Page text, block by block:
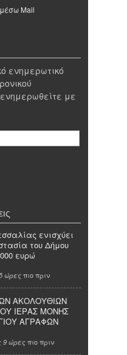
Mail
ενημερωτικό
με
ενισχύει
του Δήμου
ευρώ
ώρεςπιο πριν
ΑΚΟΛΟΥΘΙΩΝ
ΙΕΡΑΣ ΜΟΝΗΣ
ΑΓΡΑΦΩΝ
9 ώρεςπιο πριν